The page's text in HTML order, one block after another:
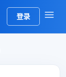
登录